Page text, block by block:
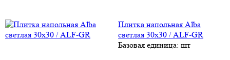
Плитка напольная Alba
светлая 30х30 / ALF-GR
Базовая единица: шт